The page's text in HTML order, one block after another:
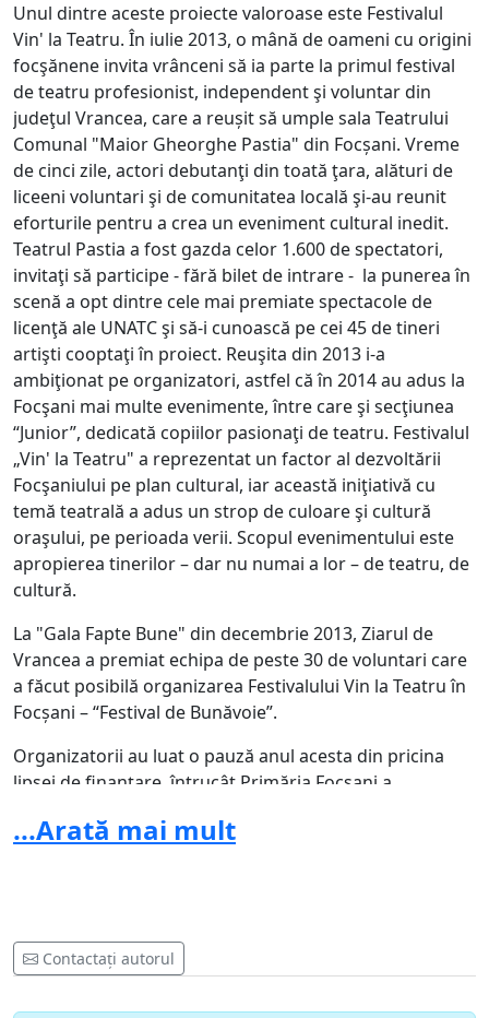
Unul dintre aceste proiecte valoroase este Festivalul
Vin' la Teatru. În iulie 2013, o mână de oameni cu origini
focşănene invita vrânceni să ia parte la primul festival
de teatru profesionist, independent şi voluntar din
judeţul Vrancea, care a reușit să umple sala Teatrului
Comunal "Maior Gheorghe Pastia" din Focșani. Vreme
de cinci zile, actori debutanţi din toată ţara, alături de
liceeni voluntari şi de comunitatea locală şi-au reunit
eforturile pentru a crea un eveniment cultural inedit.
Teatrul Pastia a fost gazda celor 1.600 de spectatori,
invitaţi să participe - fără bilet de intrare - la punerea în
scenă a opt dintre cele mai premiate spectacole de
licenţă ale UNATC şi să-i cunoască pe cei 45 de tineri
artişti cooptaţi în proiect. Reuşita din 2013 i-a
ambiţionat pe organizatori, astfel că în 2014 au adus la
Focşani mai multe evenimente, între care şi secţiunea
“Junior”, dedicată copiilor pasionaţi de teatru. Festivalul
„Vin' la Teatru" a reprezentat un factor al dezvoltării
Focşaniului pe plan cultural, iar această iniţiativă cu
temă teatrală a adus un strop de culoare şi cultură
oraşului, pe perioada verii. Scopul evenimentului este
apropierea tinerilor – dar nu numai a lor – de teatru, de
cultură.
La "Gala Fapte Bune" din decembrie 2013, Ziarul de
Vrancea a premiat echipa de peste 30 de voluntari care
a făcut posibilă organizarea Festivalului Vin la Teatru în
Focșani – “Festival de Bunăvoie”.
Organizatorii au luat o pauză anul acesta din pricina
lipsei de finanțare, întrucât Primăria Focșani a
comunitate. Tinerii voluntari speră că se vor strânge
Poate că avem deja destule biserici, magazine,
localuri şi festivaluri doar cu mici şi bere fondate din
banul public. Ar fi timpul să investim şi în lucruri
...Arată mai mult
Contactați autorul